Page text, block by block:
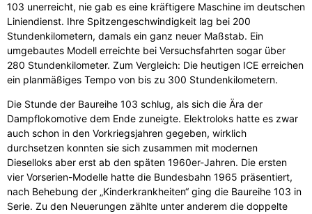
103 unerreicht, nie gab es eine kräftigere Maschine im deutschen
Liniendienst. Ihre Spitzengeschwindigkeit lag bei 200
Stundenkilometern, damals ein ganz neuer Maßstab. Ein
umgebautes Modell erreichte bei Versuchsfahrten sogar über
280 Stundenkilometer. Zum Vergleich: Die heutigen ICE erreichen
ein planmäßiges Tempo von bis zu 300 Stundenkilometern.
Die Stunde der Baureihe 103 schlug, als sich die Ära der
Dampflokomotive dem Ende zuneigte. Elektroloks hatte es zwar
auch schon in den Vorkriegsjahren gegeben, wirklich
durchsetzen konnten sie sich zusammen mit modernen
Dieselloks aber erst ab den späten 1960er-Jahren. Die ersten
vier Vorserien-Modelle hatte die Bundesbahn 1965 präsentiert,
nach Behebung der „Kinderkrankheiten“ ging die Baureihe 103 in
Serie. Zu den Neuerungen zählte unter anderem die doppelte